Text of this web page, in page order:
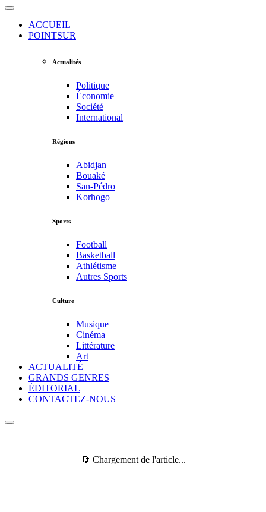
ACCUEIL
POINTSUR
Actualités
Politique
Économie
Société
International
Régions
Abidjan
Bouaké
San-Pédro
Korhogo
Sports
Football
Basketball
Athlétisme
Autres Sports
Culture
Musique
Cinéma
Littérature
Art
ACTUALITÉ
GRANDS GENRES
ÉDITORIAL
CONTACTEZ-NOUS
🔄 Chargement de l'article...